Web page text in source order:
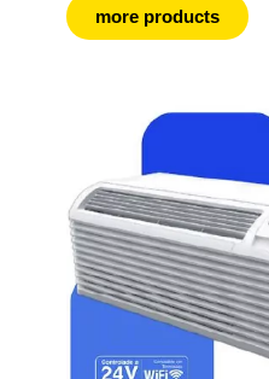
more products